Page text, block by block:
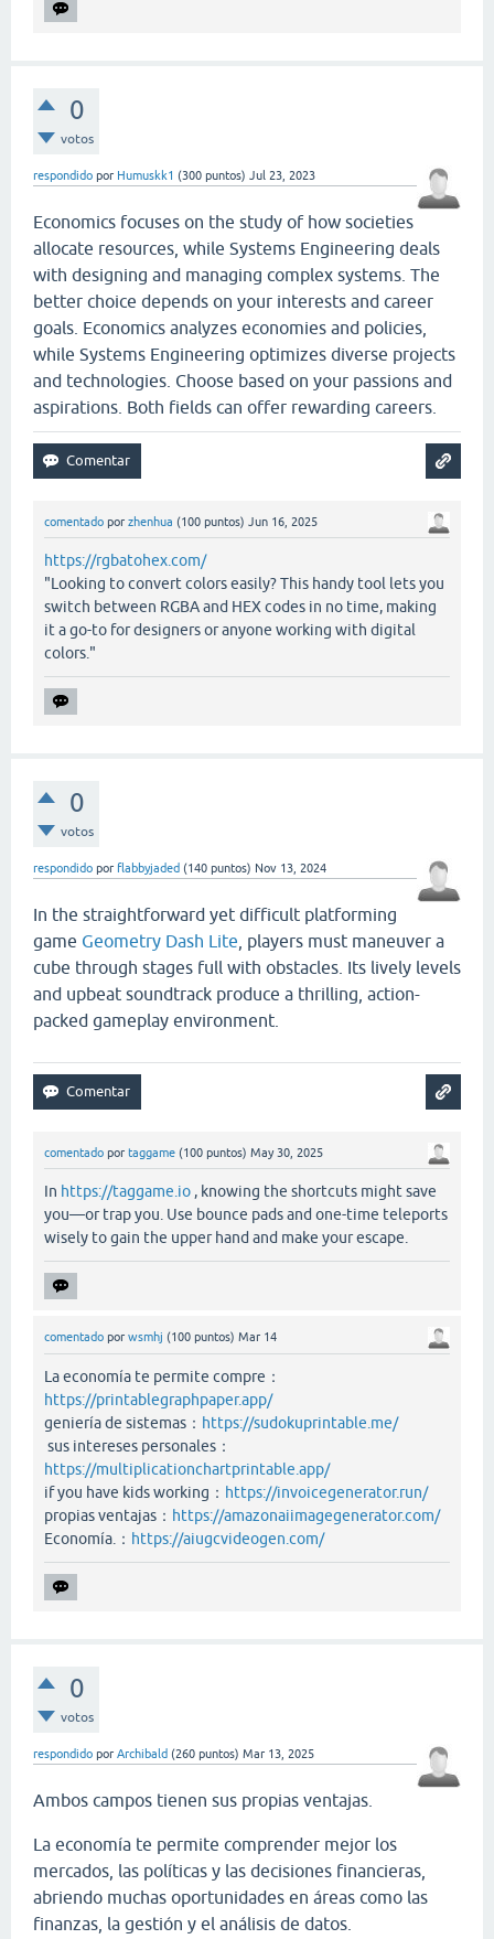
0
votos
respondido por Humuskk1 (300 puntos) Jul 23, 2023
Economics focuses on the study of how societies
allocate resources, while Systems Engineering deals
with designing and managing complex systems. The
better choice depends on your interests and career
goals. Economics analyzes economies and policies,
while Systems Engineering optimizes diverse projects
and technologies. Choose based on your passions and
aspirations. Both fields can offer rewarding careers.
comentado por zhenhua (100 puntos) Jun 16, 2025
https://rgbatohex.com/
"Looking to convert colors easily? This handy tool lets you
switch between RGBA and HEX codes in no time, making
it a go-to for designers or anyone working with digital
colors."
0
votos
respondido por flabbyjaded (140 puntos) Nov 13, 2024
In the straightforward yet difficult platforming
game Geometry Dash Lite , players must maneuver a
cube through stages full with obstacles. Its lively levels
and upbeat soundtrack produce a thrilling, action-
packed gameplay environment.
comentado por taggame (100 puntos) May 30, 2025
In https://taggame.io , knowing the shortcuts might save
you—or trap you. Use bounce pads and one-time teleports
wisely to gain the upper hand and make your escape.
comentado por wsmhj (100 puntos) Mar 14
La economía te permite compre：
https://printablegraphpaper.app/
geniería de sistemas： https://sudokuprintable.me/
sus intereses personales：
https://multiplicationchartprintable.app/
if you have kids working： https://invoicegenerator.run/
propias ventajas： https://amazonaiimagegenerator.com/
Economía.： https://aiugcvideogen.com/
0
votos
respondido por Archibald (260 puntos) Mar 13, 2025
Ambos campos tienen sus propias ventajas.
La economía te permite comprender mejor los
mercados, las políticas y las decisiones financieras,
abriendo muchas oportunidades en áreas como las
finanzas, la gestión y el análisis de datos.